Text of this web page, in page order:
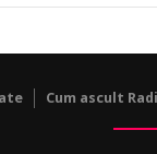
Cum ascult